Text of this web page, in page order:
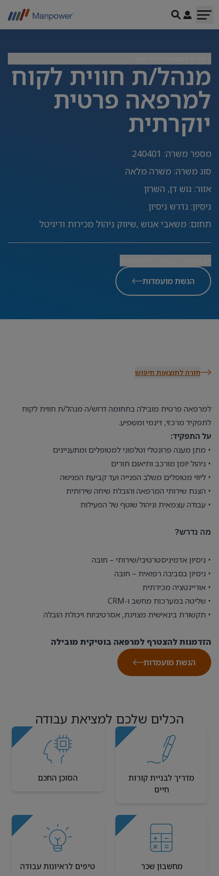
מנהל/ת חווית לקוח
למרפאה פרטית
יוקרתית
מספר משרה:
240401
סוג משרה: משרה מלאה
אזור: גוש דן, השרון
ניסיון: נדרש ניסיון
תחום: משאבי אנוש ,שיווק ניהול מכירות ודיגיטל
הגשת מועמדות
חזרה לתוצאות חיפוש
למרפאה פרטית מובילה בתחומה דרוש/ה מנהל/ת חווית לקוח
לתפקיד מרכזי, דינמי ומשפיע.
על התפקיד:
• מתן מענה פרונטלי וטלפוני למטופלים ומתעניינים
• ניהול יומן מורכב ותיאום תורים
• ליווי מטופלים משלב הפנייה ועד קביעת הפגישה
• הצגת שירותי המרפאה והובלת שיחה שירותית
• עבודה עצמאית וניהול שוטף של הפעילות
מה נדרש?
• ניסיון אדמיניסטרטיבי/שירותי – חובה
• ניסיון בסביבה רפואית – חובה
• אוריינטציה מכירתית
• שליטה במערכות מחשב ו-CRM
• תקשורת בינאישית מצוינת, אסרטיביות ויכולת הובלה
הזדמנות להצטרף למרפאה בוטיקית מובילה
הגשת מועמדות
הכלים שלכם למציאת עבודה
מדריך לבניית קורות
חיים
הסוכן החכם
מחשבון שכר טיפים לראיונות עבודה